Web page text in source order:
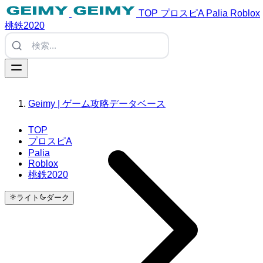
TOP プロスピA Palia Roblox
桃鉄2020
TOP
プロスピA
Palia
Roblox
桃鉄2020
ライト ダーク
Geimy | ゲーム攻略データベース